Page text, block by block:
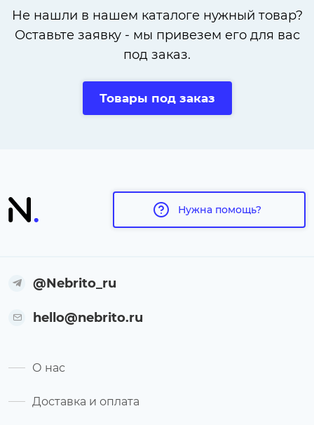
Не нашли в нашем каталоге нужный товар?
Оставьте заявку - мы привезем его для вас
под заказ.
Товары под заказ
Нужна помощь?
@Nebrito_ru
hello@nebrito.ru
О нас
Доставка и оплата